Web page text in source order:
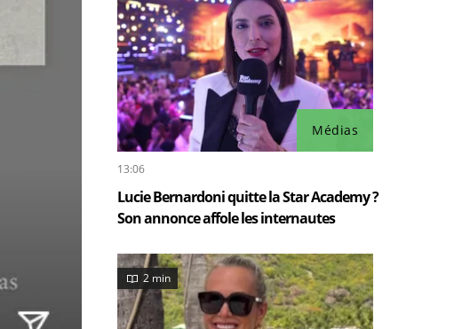
Médias
13:06
Lucie Bernardoni quitte la Star Academy ?
Son annonce affole les internautes
2 min